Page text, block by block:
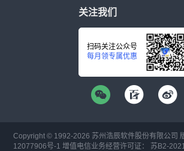
关注我们
扫码关注公众号
每月领专属优惠
Copyright © 1992-2026 苏州浩辰软件股份有限公司
12077906号-1 增值电信业务经营许可证： 苏B2-